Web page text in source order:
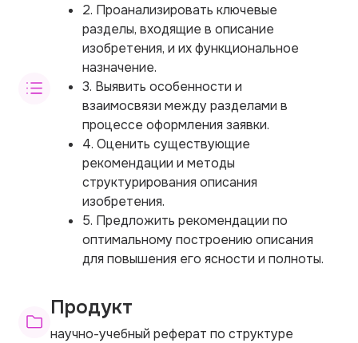
2. Проанализировать ключевые
разделы, входящие в описание
изобретения, и их функциональное
назначение.
3. Выявить особенности и
взаимосвязи между разделами в
процессе оформления заявки.
4. Оценить существующие
рекомендации и методы
структурирования описания
изобретения.
5. Предложить рекомендации по
оптимальному построению описания
для повышения его ясности и полноты.
Продукт
научно-учебный реферат по структуре